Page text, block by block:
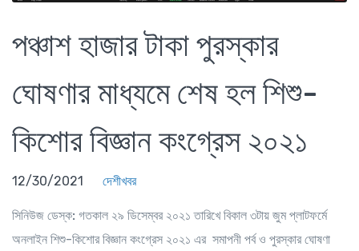
পঞ্চাশ হাজার টাকা পুরস্কার
ঘোষণার মাধ্যমে শেষ হল শিশু-
কিশোর বিজ্ঞান কংগ্রেস ২০২১
12/30/2021 দেশীখবর
সিনিউজ ডেস্ক: গতকাল ২৯ ডিসেম্বর ২০২১ তারিখে বিকাল ৩টায় জুম প্লাটফর্মে
অনলাইন শিশু-কিশোর বিজ্ঞান কংগ্রেস ২০২১ এর সমাপনী পর্ব ও পুরস্কার ঘোষণা